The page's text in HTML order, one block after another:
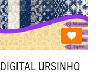
URSINHO